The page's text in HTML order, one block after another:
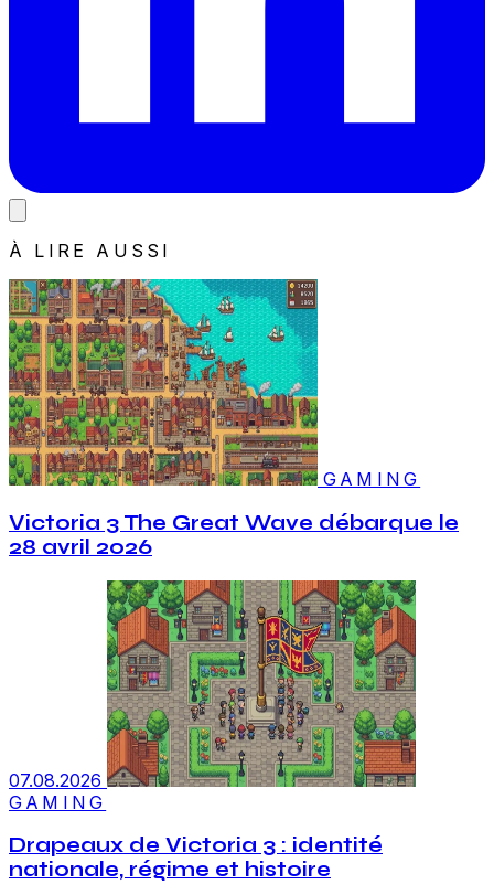
À LIRE AUSSI
GAMING
Victoria 3 The Great Wave débarque le
28 avril 2026
07.08.2026
GAMING
Drapeaux de Victoria 3 : identité
nationale, régime et histoire